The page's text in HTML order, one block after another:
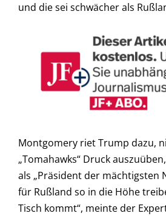
und die sei schwächer als
Montgomery riet Trump dazu,
„Tomahawks“ Druck
als „Präsident der mächtigsten
für Rußland so in die Höhe
Tisch kommt“, meinte der